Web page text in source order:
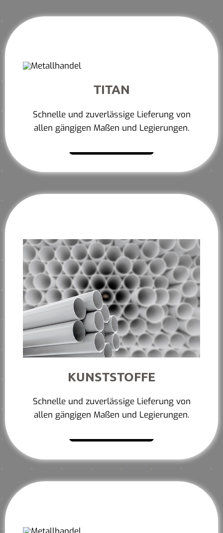
TITAN
Schnelle und zuverlässige Lieferung von
allen gängigen Maßen und Legierungen.
KUNSTSTOFFE
Schnelle und zuverlässige Lieferung von
allen gängigen Maßen und Legierungen.